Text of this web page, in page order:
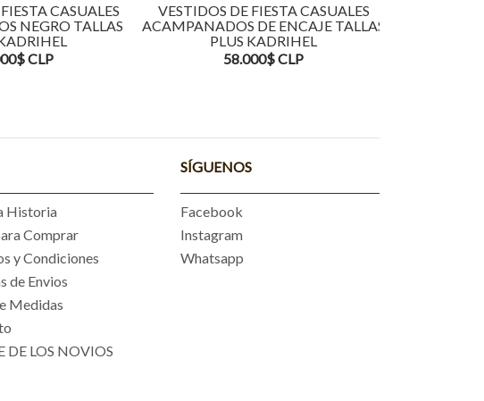
CASUALES
NEGRO TALLAS
CLP
VESTIDOS DE FIESTA CASUALES
ACAMPANADOS DE ENCAJE TALLAS
PLUS KADRIHEL
58.000$ CLP
Historia
Comprar
y Condiciones
de Envios
Medidas
DE LOS NOVIOS
SÍGUENOS
Facebook
Instagram
Whatsapp